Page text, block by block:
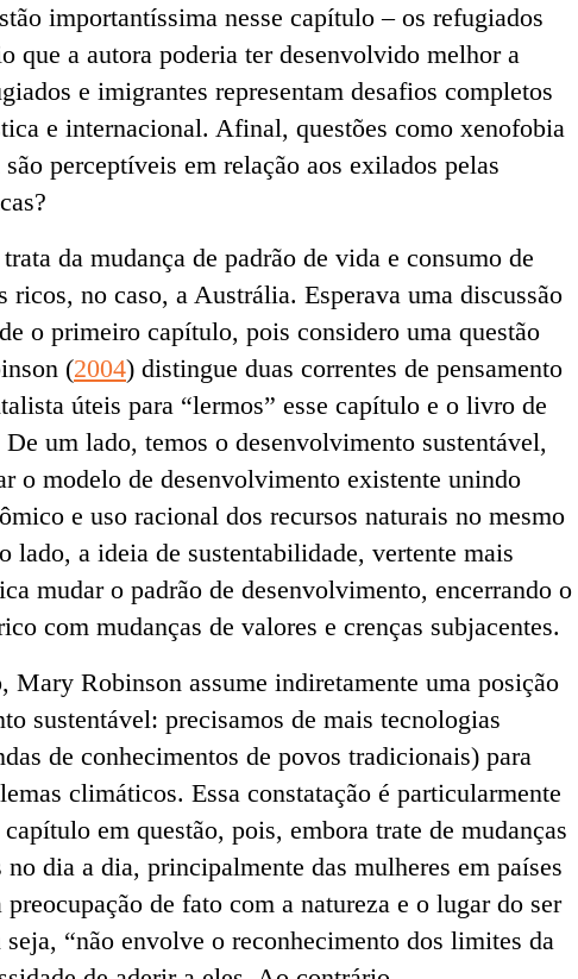
importantíssima nesse capítulo – os refugiados
que a autora poderia ter desenvolvido melhor a
e imigrantes representam desafios completos
e internacional. Afinal, questões como xenofobia
perceptíveis em relação aos exilados pelas
da mudança de padrão de vida e consumo de
ricos, no caso, a Austrália. Esperava uma discussão
o primeiro capítulo, pois considero uma questão
(2004) distingue duas correntes de pensamento
úteis para “lermos” esse capítulo e o livro de
um lado, temos o desenvolvimento sustentável,
o modelo de desenvolvimento existente unindo
e uso racional dos recursos naturais no mesmo
lado, a ideia de sustentabilidade, vertente mais
mudar o padrão de desenvolvimento, encerrando o
com mudanças de valores e crenças subjacentes.
Robinson assume indiretamente uma posição
sustentável: precisamos de mais tecnologias
de conhecimentos de povos tradicionais) para
climáticos. Essa constatação é particularmente
em questão, pois, embora trate de mudanças
no dia a dia, principalmente das mulheres em países
de fato com a natureza e o lugar do ser
seja, “não envolve o reconhecimento dos limites da